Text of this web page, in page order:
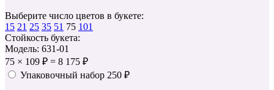
Выберите число цветов в букете:
15 21 25 35 51 75 101
Стойкость букета:
Модель: 631-01
75 × 109 ₽ = 8 175 ₽
Упаковочный набор 250 ₽